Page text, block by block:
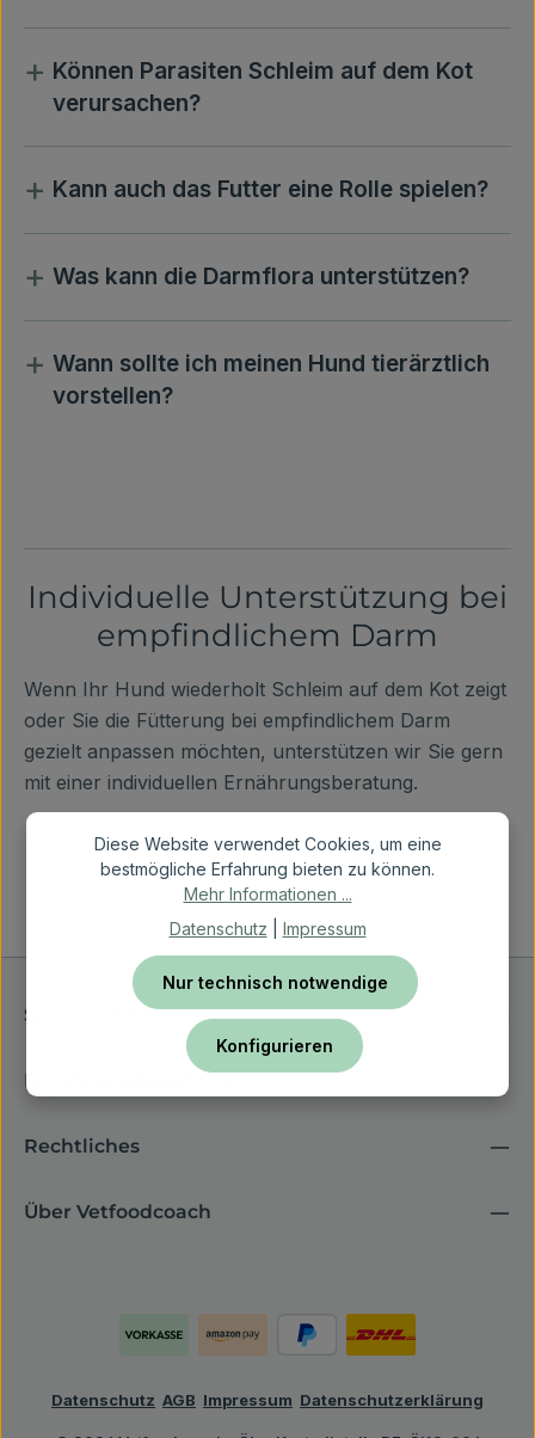
+ Können Parasiten Schleim auf dem Kot
verursachen?
+ Kann auch das Futter eine Rolle spielen?
+ Was kann die Darmflora unterstützen?
+ Wann sollte ich meinen Hund tierärztlich
vorstellen?
Individuelle Unterstützung bei
empfindlichem Darm
Wenn Ihr Hund wiederholt Schleim auf dem Kot zeigt
oder Sie die Fütterung bei empfindlichem Darm
gezielt anpassen möchten, unterstützen wir Sie gern
mit einer individuellen Ernährungsberatung.
Zur Ernährungsberatung
Service-Hotline
Ernährungsberatung
Rechtliches
Über Vetfoodcoach
Datenschutz AGB Impressum Datenschutzerklärung
Diese Website verwendet Cookies, um eine
bestmögliche Erfahrung bieten zu können.
Mehr Informationen ...
Datenschutz
Impressum
Nur technisch notwendige
Konfigurieren